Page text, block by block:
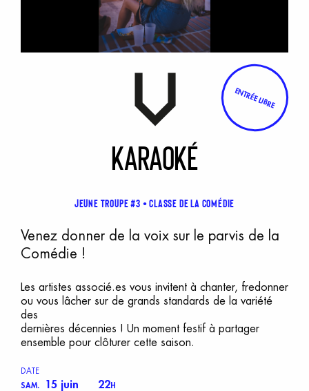
ENTRÉE LIBRE
Karaoké
Jeune Troupe #3 Classe de la Comédie
Venez donner de la voix sur le parvis de la
Comédie !
Les artistes associé.es vous invitent à chanter, fredonner
ou vous lâcher sur de grands standards de la variété
des
dernières décennies ! Un moment festif à partager
ensemble pour clôturer cette saison.
DATE
SAM.
15 juin 22H